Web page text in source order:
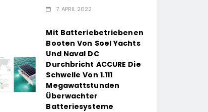
7. APRIL 2022
Mit Batteriebetriebenen
Booten Von Soel Yachts
Und Naval DC
Durchbricht ACCURE Die
Schwelle Von 1.111
Megawattstunden
Überwachter
Batteriesysteme